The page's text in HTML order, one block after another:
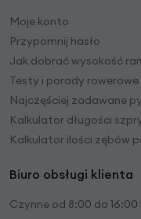
Moje konto
Przypomnij hasło
Jak dobrać wysokość
Testy i porady rowerowe
Najczęściej zadawane
Kalkulator długości
Kalkulator ilości zębów
Biuro obsługi klienta
Czynne od 8:00 do